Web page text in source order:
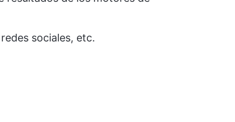
sociales, etc.